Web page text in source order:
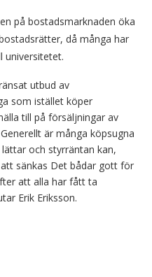
på bostadsmarknaden öka
då många har
universitetet.
utbud av
som istället köper
till på försäljningar av
är många köpsugna
och styrräntan kan,
sänkas Det bådar gott för
att alla har fått ta
Erik Eriksson.